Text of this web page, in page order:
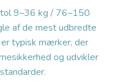
9–36 kg / 76–150
af de mest udbredte
typisk mærker, der
og udvikler